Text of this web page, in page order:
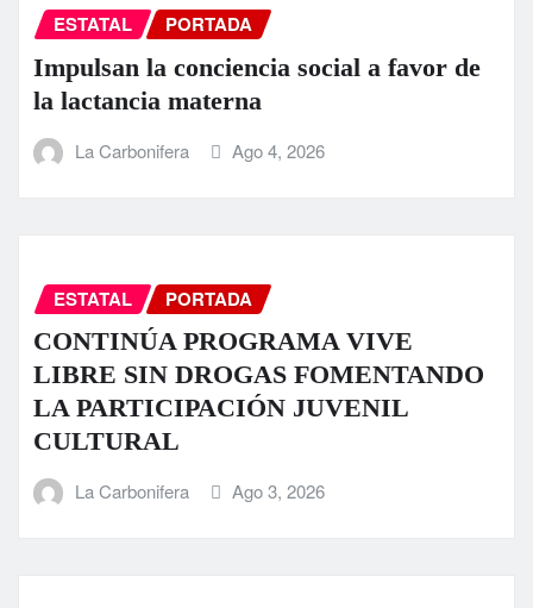
ESTATAL PORTADA
Impulsan la conciencia social a favor de
la lactancia materna
La Carbonifera Ago 4, 2026
ESTATAL PORTADA
CONTINÚA PROGRAMA VIVE
LIBRE SIN DROGAS FOMENTANDO
LA PARTICIPACIÓN JUVENIL
CULTURAL
La Carbonifera Ago 3, 2026